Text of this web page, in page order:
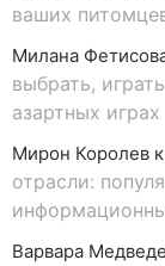
ваших
Милана
выбрать,
азартных играх
Мирон Королев
отрасли:
Варвара